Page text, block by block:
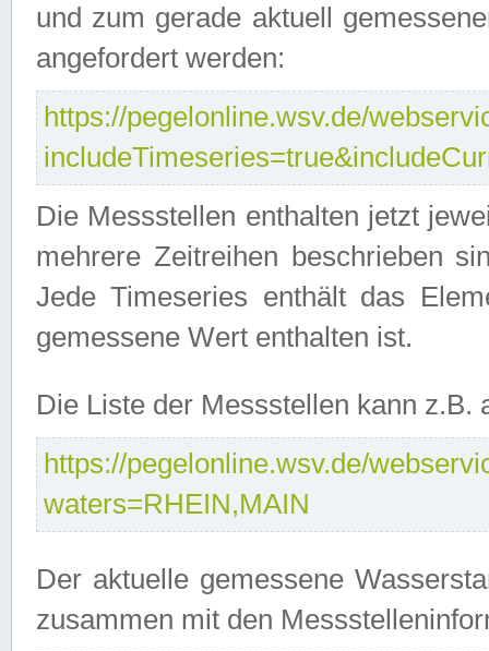
und zum gerade aktuell
angefordert werden:
https://pegelonline.wsv.de/
Die Messstellen enthalten jetzt
mehrere Zeitreihen beschrieben
Jede Timeseries enthält das
gemessene Wert enthalten ist.
Die Liste der Messstellen kann
https://pegelonline.wsv.de/
waters=RHEIN,MAIN
Der aktuelle gemessene
zusammen mit den